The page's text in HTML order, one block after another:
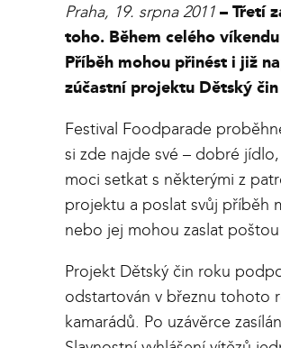
Praha, 19. srpna 2011 – Třetí
toho. Během celého
Příběh mohou přinést i již
zúčastní projektu Dětský
Festival Foodparade
si zde najde své – dobré
moci setkat s některými z
projektu a poslat svůj příběh
nebo jej mohou zaslat poštou
Projekt Dětský čin roku
odstartován v březnu tohoto
kamarádů. Po uzávěrce